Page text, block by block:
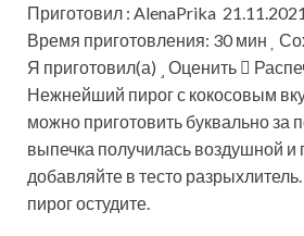
Приготовил : AlenaPrika 21.11.2021
Время приготовления: 30 мин
Я приготовил(а)
Оценить
Нежнейший пирог с кокосовым
можно приготовить буквально за
выпечка получилась воздушной и
добавляйте в тесто
пирог остудите.